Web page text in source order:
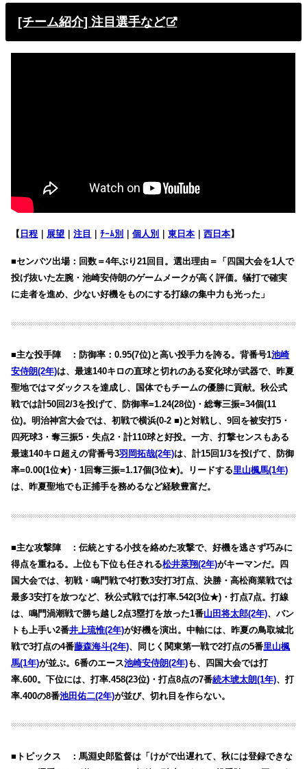
[チーム紹介] 注目選手など
【 日程 ｜ 展望 ｜注目 ｜ﾁｰﾑ別 ｜個人別 ｜東日本 ｜西日本】
■センバツ出場：回数＝4年ぶり21回目。選出理由＝「四国大会を1人で
投げ抜いた左腕・池崎安侍朗のゲームメークが高く評価。犠打で確実
に走者を進め、少ない好機をものにする打線の集中力も光った」
■主な投手陣 ：防御率：0.95(7位)と高い投手力を誇る。背番号1池崎
安侍朗(2年)は、最速140キロの直球と切れのある変化球が武器で、昨夏
聖地ではマダックスを達成し、国体でもチームの優勝に貢献。秋公式
戦では計50回2/3を投げて、防御率=1.24(28位)・総奪三振=34個(11
位)。明治神宮大会では、初戦で横浜(0-2 ■)と対戦し、9回を被安打5・
四死球3・奪三振5・失点2・計110球と好投。一方、打撃センスもある
最速140キロ超えの背番号3羽岡拓哉(2年)は、計15回1/3を投げて、防御
率=0.00(1位★)・1回奪三振=1.17個(3位★)。リードする里山楓馬(1年)
は、昨夏聖地でも正捕手を務めるなど経験豊富だ。
■主な攻撃陣 ：伝統とする小技を絡めた攻撃で、好機を逃さず巧みに
得点を重ねる。上位も下位も任される松井萊翔(2年)がキーマンだ。四
国大会では、初戦・鳴門戦で4打数3安打3打点、決勝・高松商業戦では
最多3安打を放つなど、秋公式戦では打率.542(3位★)・打点7点。打線
は、鳴門渦潮戦で勝ち越し2点3塁打を放った1番山田将太郎(2年)、バン
トも上手い2番井上琉惟(2年)が好機を演出。中軸には、昨夏の鳥取城北
戦で3打点の4番藤森海斗(2年)、同じく関東第一戦で2打点の5番里山楓
馬(1年)が並ぶ。6番のエース池崎安侍朗(2年)も、四国大会では打
率.600。下位には、打率.458(23位)・打点8点の7番続木琥太朗(1年)、打
率.400の8番池田佑二(2年)が並び、切れ目を作らない。
■トピックス ：馬淵史郎監督は「けがで出遅れて、秋には登録できな